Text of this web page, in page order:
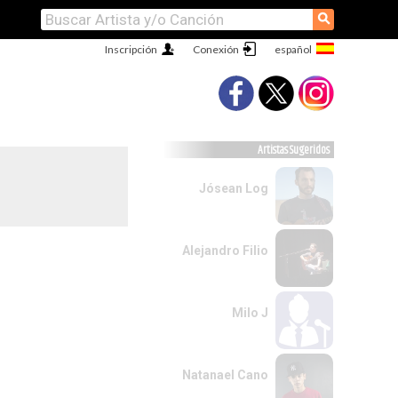
⚲
Conexión
Inscripción
Artistas Sugeridos
Jósean Log
Alejandro Filio
Milo J
Natanael Cano